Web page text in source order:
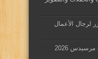
لرجال الأعمال
العلا ليمو لتأجير احدث سيارات مرسيدس 2026